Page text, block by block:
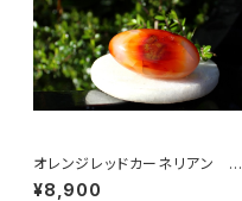
オレンジレッドカーネリアン パ
ームストーン
¥8,900